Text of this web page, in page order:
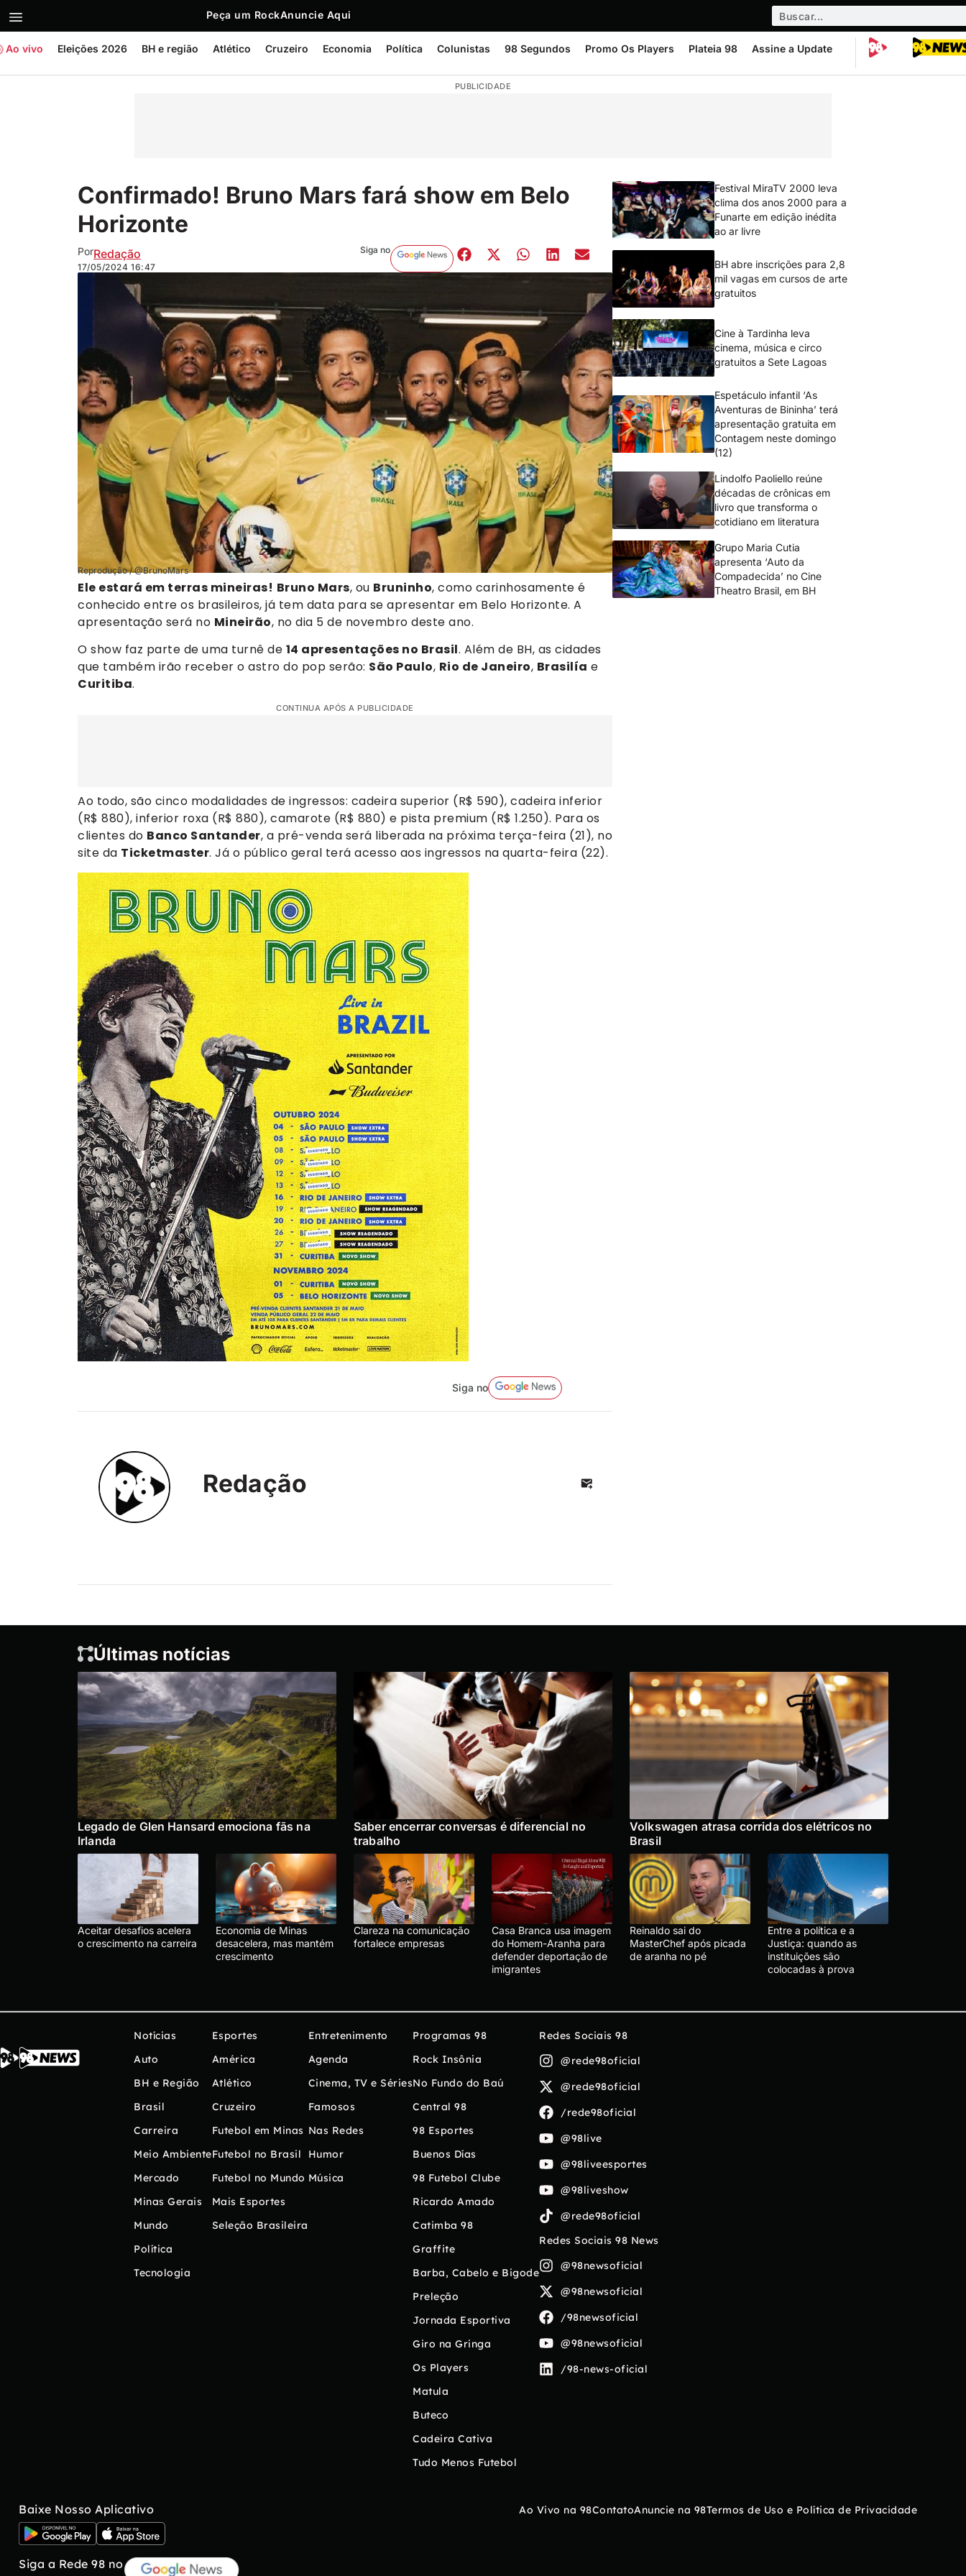
Peça um RockAnuncie Aqui
Ao vivo Eleições 2026 BH e região Atlético Cruzeiro Economia Política Colunistas 98 Segundos Promo Os Players Plateia 98 Assine a Update
PUBLICIDADE
Confirmado! Bruno Mars fará show em Belo
Horizonte
PorRedação
17/05/2024 16:47
Siga no
Reprodução / @BrunoMars
Ele estará em terras mineiras! Bruno Mars, ou Bruninho, como carinhosamente é
conhecido entre os brasileiros, já tem data para se apresentar em Belo Horizonte. A
apresentação será no Mineirão, no dia 5 de novembro deste ano.
O show faz parte de uma turnê de 14 apresentações no Brasil. Além de BH, as cidades
que também irão receber o astro do pop serão: São Paulo, Rio de Janeiro, Brasilía e
Curitiba.
CONTINUA APÓS A PUBLICIDADE
Ao todo, são cinco modalidades de ingressos: cadeira superior (R$ 590), cadeira inferior
(R$ 880), inferior roxa (R$ 880), camarote (R$ 880) e pista premium (R$ 1.250). Para os
clientes do Banco Santander, a pré-venda será liberada na próxima terça-feira (21), no
site da Ticketmaster. Já o público geral terá acesso aos ingressos na quarta-feira (22).
Siga no
Redação
Festival MiraTV 2000 leva
clima dos anos 2000 para a
Funarte em edição inédita
ao ar livre
BH abre inscrições para 2,8
mil vagas em cursos de arte
gratuitos
Cine à Tardinha leva
cinema, música e circo
gratuitos a Sete Lagoas
Espetáculo infantil ‘As
Aventuras de Bininha’ terá
apresentação gratuita em
Contagem neste domingo
(12)
Lindolfo Paoliello reúne
décadas de crônicas em
livro que transforma o
cotidiano em literatura
Grupo Maria Cutia
apresenta ‘Auto da
Compadecida’ no Cine
Theatro Brasil, em BH
Últimas notícias
Legado de Glen Hansard emociona fãs na
Irlanda
Saber encerrar conversas é diferencial no
trabalho
Volkswagen atrasa corrida dos elétricos no
Brasil
Aceitar desafios acelera
o crescimento na carreira
Economia de Minas
desacelera, mas mantém
crescimento
Clareza na comunicação
fortalece empresas
Casa Branca usa imagem
do Homem-Aranha para
defender deportação de
imigrantes
Reinaldo sai do
MasterChef após picada
de aranha no pé
Entre a política e a
Justiça: quando as
instituições são
colocadas à prova
Notícias
Auto
BH e Região
Brasil
Carreira
Meio Ambiente
Mercado
Minas Gerais
Mundo
Política
Tecnologia
Esportes
América
Atlético
Cruzeiro
Futebol em Minas
Futebol no Brasil
Futebol no Mundo
Mais Esportes
Seleção Brasileira
Entretenimento
Agenda
Cinema, TV e Séries
Famosos
Nas Redes
Humor
Música
Programas 98
Rock Insônia
No Fundo do Baú
Central 98
98 Esportes
Buenos Días
98 Futebol Clube
Ricardo Amado
Catimba 98
Graffite
Barba, Cabelo e Bigode
Preleção
Jornada Esportiva
Giro na Gringa
Os Players
Matula
Buteco
Cadeira Cativa
Tudo Menos Futebol
Redes Sociais 98
@rede98oficial
@rede98oficial
/rede98oficial
@98live
@98liveesportes
@98liveshow
@rede98oficial
Redes Sociais 98 News
@98newsoficial
@98newsoficial
/98newsoficial
@98newsoficial
/98-news-oficial
Baixe Nosso Aplicativo
Siga a Rede 98 no
Ao Vivo na 98ContatoAnuncie na 98Termos de Uso e Política de Privacidade